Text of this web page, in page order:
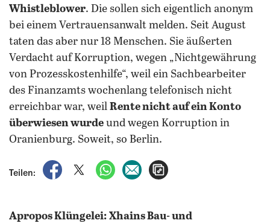
Whistleblower. Die sollen sich eigentlich anonym
bei einem Vertrauensanwalt melden. Seit August
taten das aber nur 18 Menschen. Sie äußerten
Verdacht auf Korruption, wegen „Nichtgewährung
von Prozesskostenhilfe“, weil ein Sachbearbeiter
des Finanzamts wochenlang telefonisch nicht
erreichbar war, weil Rente nicht auf ein Konto
überwiesen wurde und wegen Korruption in
Oranienburg. Soweit, so Berlin.
Teilen:
auf Facebook teilen
auf X teilenper WhatsApp teilen
per E-Mail teilen
Apropos Klüngelei: Xhains Bau- und